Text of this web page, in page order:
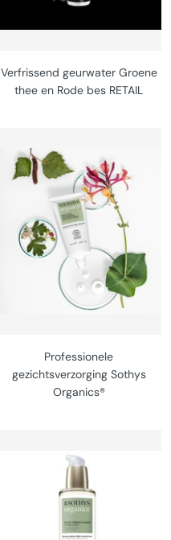
Verfrissend geurwater Groene
thee en Rode bes RETAIL
Professionele
gezichtsverzorging Sothys
Organics®